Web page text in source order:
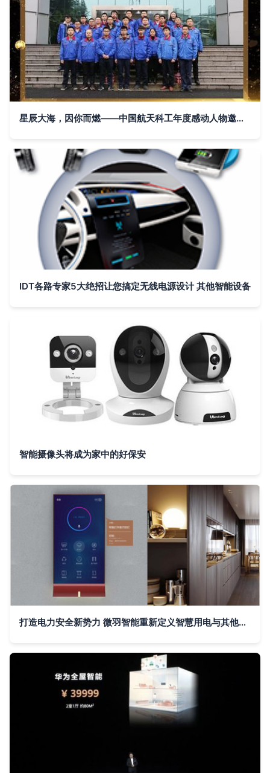
星辰大海，因你而燃——中国航天科工年度感动人物邀您投票！
IDT各路专家5大绝招让您搞定无线电源设计 其他智能设备
智能摄像头将成为家中的好保安
打造电力安全新势力 微羽智能重新定义智慧用电与其他智能设备共生之道